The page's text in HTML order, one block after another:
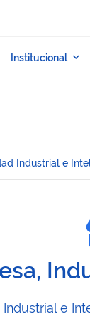
Industrial e
e